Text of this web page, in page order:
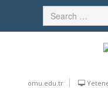
omu.edu.tr